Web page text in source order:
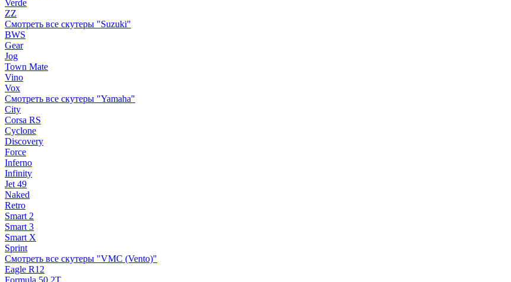
Verde
ZZ
Смотреть все скутеры "Suzuki"
BWS
Gear
Jog
Town Mate
Vino
Vox
Смотреть все скутеры "Yamaha"
City
Corsa RS
Cyclone
Discovery
Force
Inferno
Infinity
Jet 49
Naked
Retro
Smart 2
Smart 3
Smart X
Sprint
Смотреть все скутеры "VMC (Vento)"
Eagle R12